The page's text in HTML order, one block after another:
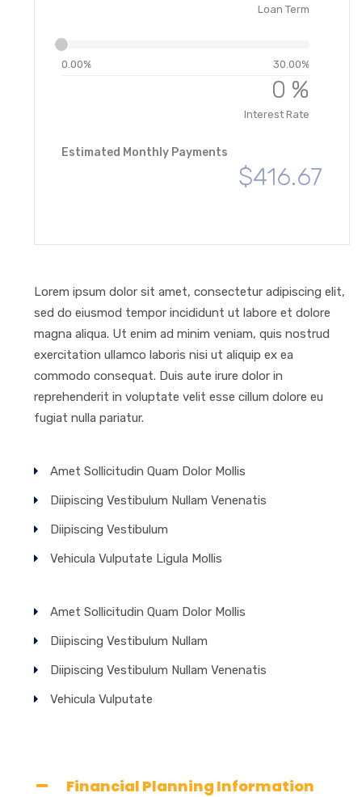
Loan Term
0.00% 30.00%
%
Interest Rate
Estimated Monthly Payments
$416.67
Lorem ipsum dolor sit amet, consectetur adipiscing elit,
sed do eiusmod tempor incididunt ut labore et dolore
magna aliqua. Ut enim ad minim veniam, quis nostrud
exercitation ullamco laboris nisi ut aliquip ex ea
commodo consequat. Duis aute irure dolor in
reprehenderit in voluptate velit esse cillum dolore eu
fugiat nulla pariatur.
Amet Sollicitudin Quam Dolor Mollis
Diipiscing Vestibulum Nullam Venenatis
Diipiscing Vestibulum
Vehicula Vulputate Ligula Mollis
Amet Sollicitudin Quam Dolor Mollis
Diipiscing Vestibulum Nullam
Diipiscing Vestibulum Nullam Venenatis
Vehicula Vulputate
Financial Planning Information